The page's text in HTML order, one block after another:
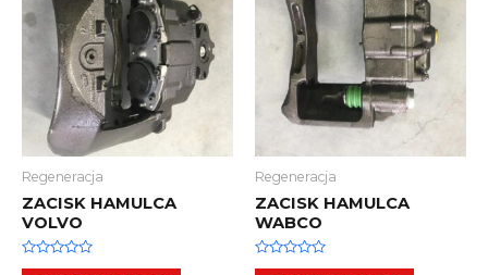
Regeneracja
ZACISK HAMULCA
VOLVO
Oceniono
Regeneracja
ZACISK HAMULCA
WABCO
Oceniono